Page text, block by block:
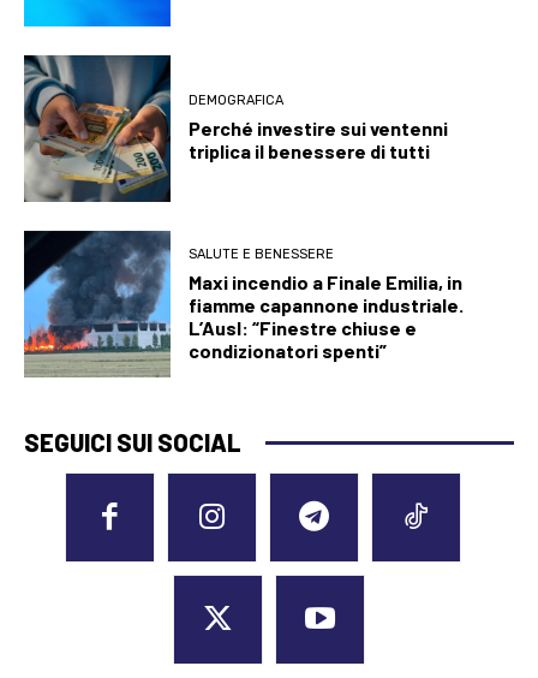
DEMOGRAFICA
Perché investire sui ventenni
triplica il benessere di tutti
SALUTE E BENESSERE
Maxi incendio a Finale Emilia, in
fiamme capannone industriale.
L’Ausl: “Finestre chiuse e
condizionatori spenti”
SEGUICI SUI SOCIAL